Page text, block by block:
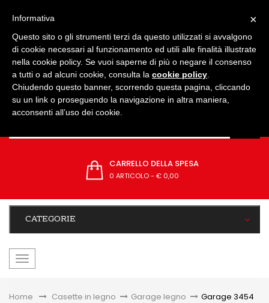
CARRELLO DELLA SPESA
0 ARTICOLO- € 0,00
CATEGORIE
navigazione
Home &gt;Casette in legno > Garage legno > Garage 3454
×
Informativa
Questo sito o gli strumenti terzi da questo utilizzati si avvalgono
di cookie necessari al funzionamento ed utili alle finalità illustrate
nella cookie policy. Se vuoi saperne di più o negare il consenso
a tutti o ad alcuni cookie, consulta la cookie policy
Chiudendo questo banner, scorrendo questa pagina, cliccando
su un link o proseguendo la navigazione in altra maniera,
acconsenti all’uso dei cookie.